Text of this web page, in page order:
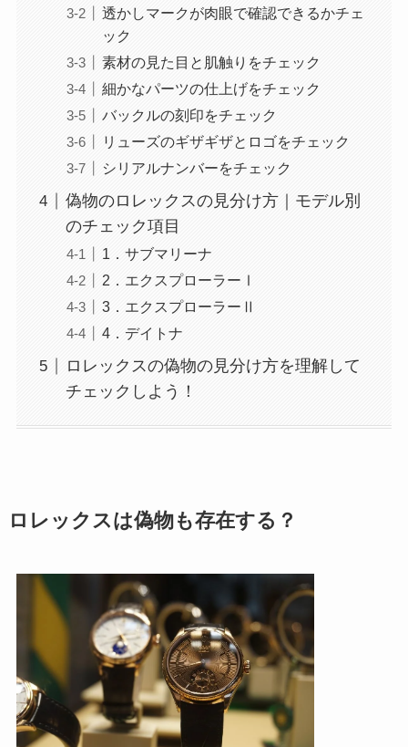
透かしマークが肉眼で確認できるかチェ
ック
素材の見た目と肌触りをチェック
細かなパーツの仕上げをチェック
バックルの刻印をチェック
リューズのギザギザとロゴをチェック
シリアルナンバーをチェック
偽物のロレックスの見分け方｜モデル別
のチェック項目
1．サブマリーナ
2．エクスプローラーⅠ
3．エクスプローラーⅡ
4．デイトナ
ロレックスの偽物の見分け方を理解して
チェックしよう！
ロレックスは偽物も存在する？